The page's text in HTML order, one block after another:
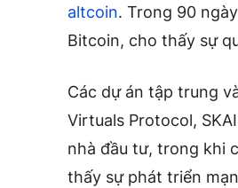
altcoin. Trong 90
Bitcoin, cho thấy sự
Các dự án tập trung
Virtuals Protocol,
nhà đầu tư, trong khi
thấy sự phát triển